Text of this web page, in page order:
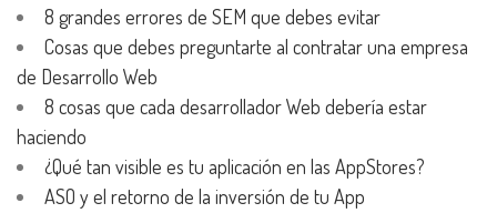
8 grandes errores de SEM que debes evitar
Cosas que debes preguntarte al contratar una empresa
de Desarrollo Web
8 cosas que cada desarrollador Web debería estar
haciendo
¿Qué tan visible es tu aplicación en las AppStores?
ASO y el retorno de la inversión de tu App